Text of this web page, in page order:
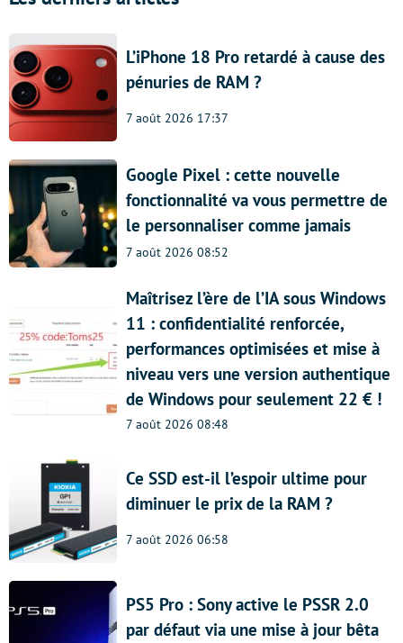
L’iPhone 18 Pro retardé à cause des
pénuries de RAM ?
7 août 2026 17:37
Google Pixel : cette nouvelle
fonctionnalité va vous permettre de
le personnaliser comme jamais
7 août 2026 08:52
Maîtrisez l’ère de l’IA sous Windows
11 : confidentialité renforcée,
performances optimisées et mise à
niveau vers une version authentique
de Windows pour seulement 22 € !
7 août 2026 08:48
Ce SSD est-il l’espoir ultime pour
diminuer le prix de la RAM ?
7 août 2026 06:58
PS5 Pro : Sony active le PSSR 2.0
par défaut via une mise à jour bêta